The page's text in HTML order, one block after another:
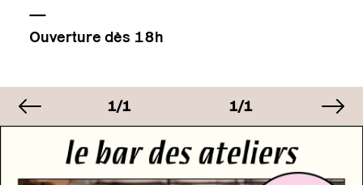
—
Ouverture dès 18h
image précédente
IMAGE
1/1 IMAGE
1/1 1/
IMAGE
1/1 IMAGE
1/1